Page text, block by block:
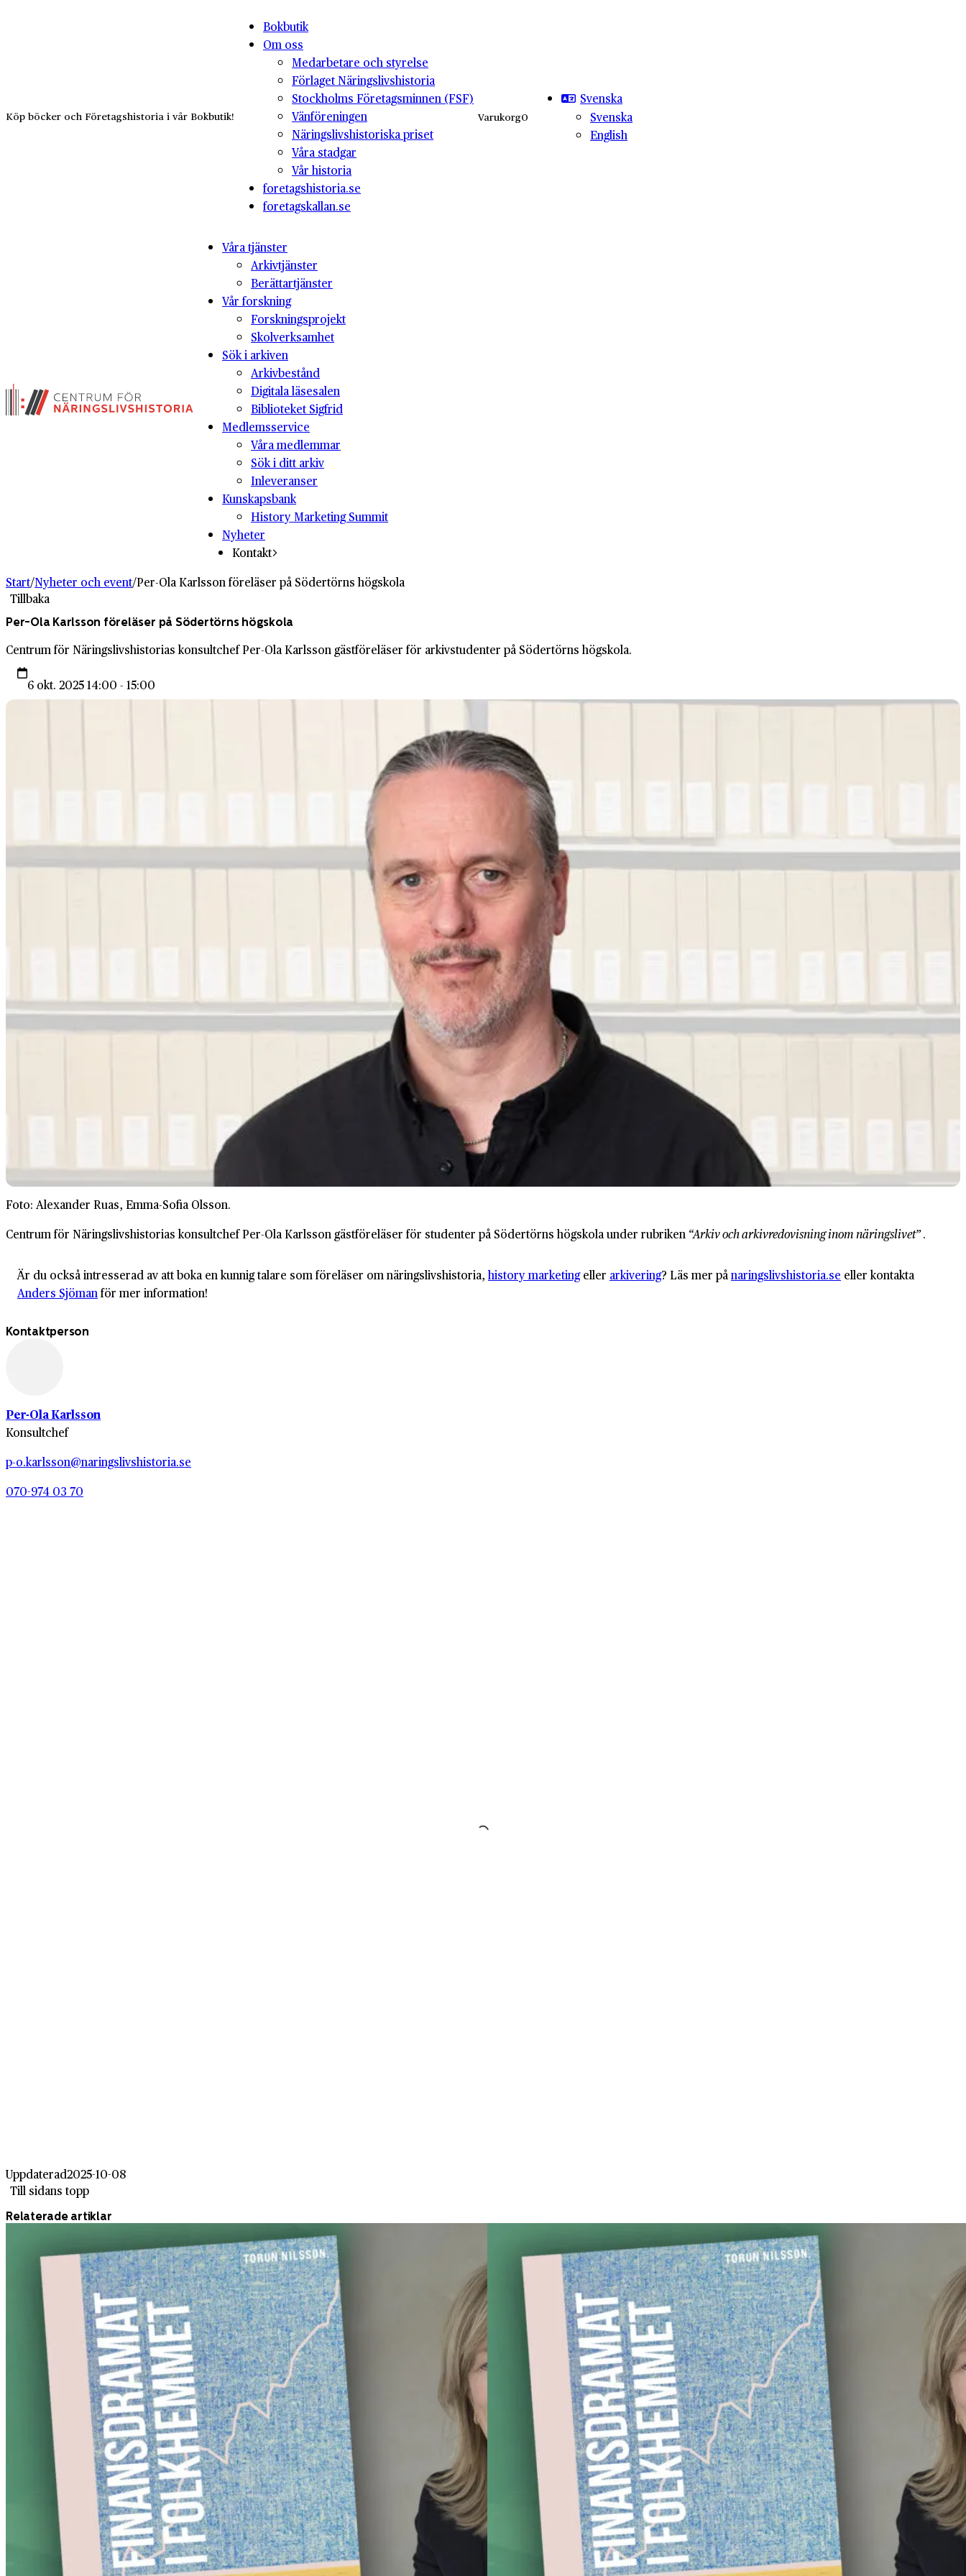
Köp böcker och Företagshistoria i vår Bokbutik!
Bokbutik
Om oss
Medarbetare och styrelse
Förlaget Näringslivshistoria
Stockholms Företagsminnen (FSF)
Vänföreningen
Näringslivshistoriska priset
Våra stadgar
Vår historia
foretagshistoria.se
foretagskallan.se
Varukorg0
Svenska
Svenska
English
Våra tjänster
Arkivtjänster
Berättartjänster
Vår forskning
Forskningsprojekt
Skolverksamhet
Sök i arkiven
Arkivbestånd
Digitala läsesalen
Biblioteket Sigfrid
Medlemsservice
Våra medlemmar
Sök i ditt arkiv
Inleveranser
Kunskapsbank
History Marketing Summit
Nyheter
Kontakt
Start/Nyheter och event/Per-Ola Karlsson föreläser på Södertörns högskola
Tillbaka
Per-Ola Karlsson föreläser på Södertörns högskola
Centrum för Näringslivshistorias konsultchef Per-Ola Karlsson gästföreläser för arkivstudenter på Södertörns högskola.
6 okt. 2025 14:00 - 15:00
Foto: Alexander Ruas, Emma-Sofia Olsson.
Centrum för Näringslivshistorias konsultchef Per-Ola Karlsson gästföreläser för studenter på Södertörns högskola under rubriken “Arkiv och arkivredovisning inom näringslivet”.
Är du också intresserad av att boka en kunnig talare som föreläser om näringslivshistoria, history marketingeller arkivering? Läs mer pånaringslivshistoria.se eller kontakta
Anders Sjömanför mer information!
Kontaktperson
Per-Ola Karlsson
Konsultchef
p-o.karlsson@naringslivshistoria.se
070-974 03 70
Uppdaterad2025-10-08
Till sidans topp
Relaterade artiklar